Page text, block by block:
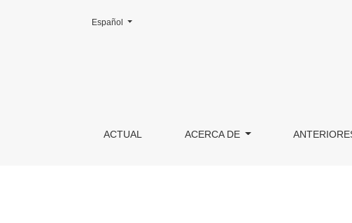
Estrategias de diseño pasivo y activo aplicadas a
ACTUAL ACERCA DE
Cambiar el idioma. El actual es:
Español